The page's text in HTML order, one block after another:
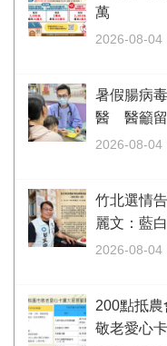
萬
2026-08-04
暑假腸病
醫 醫籲留
2026-08-04
竹北選情
麗文：藍
2026-08-04
200點抵
敬老愛心